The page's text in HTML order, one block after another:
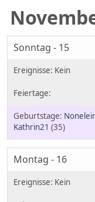
Sonntag - 15
Kathrin21 (35)
Montag - 16